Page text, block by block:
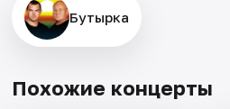
Бутырка
Похожие концерты